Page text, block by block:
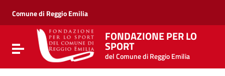
Vai al menu di navigazione
Vai al footer
Comune di Reggio Emilia
Attiva / disattiva la navigazione
FONDAZIONE PER LO
SPORT
del Comune di Reggio Emilia